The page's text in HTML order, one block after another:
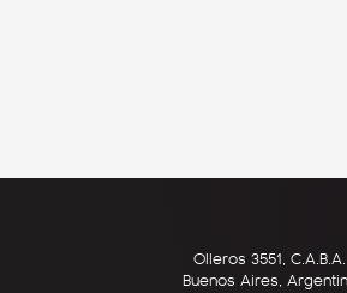
Olleros 3551, C.A.B.A.
Buenos Aires,